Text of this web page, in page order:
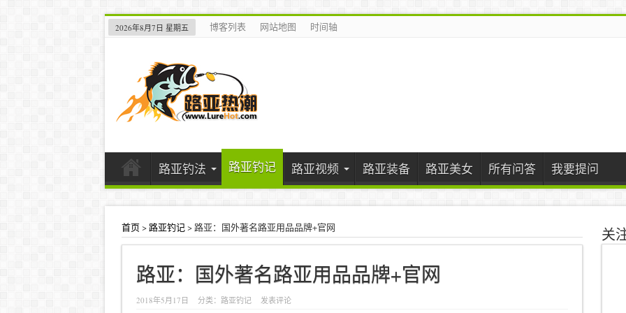
2026年8月7日 星期五 博客列表 网站地图 时间轴
路亚钓法 路亚钓记 路亚视频 路亚装备 路亚美女 所有问答 我要提问
首页> 路亚钓记> 路亚：国外著名路亚用品品牌+官网
路亚：国外著名路亚用品品牌+官网
2018年5月17日 分类： 路亚钓记 发表评论
关